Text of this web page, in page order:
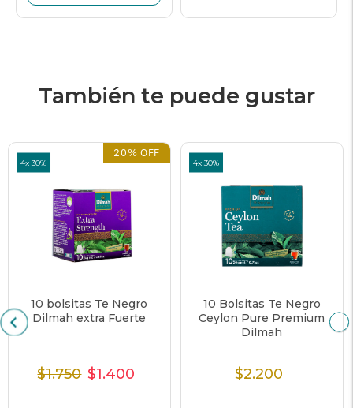
También te puede gustar
4x 30%
20% OFF
10 bolsitas Te Negro
Dilmah extra Fuerte
Precio
$1.750 Precio
$1.400
4x 30%
10 Bolsitas Te Negro
Ceylon Pure Premium
Dilmah
Precio
$2.200